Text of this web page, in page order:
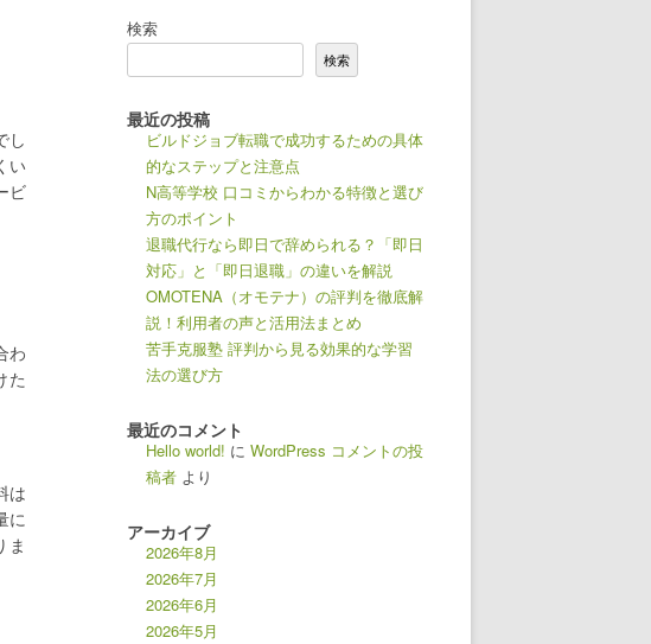
し
い
ビ
わ
た
は
に
ま
検索
検索
最近の投稿
ビルドジョブ転職で成功するための具体
的なステップと注意点
N高等学校 口コミからわかる特徴と選び
方のポイント
退職代行なら即日で辞められる？「即日
対応」と「即日退職」の違いを解説
OMOTENA（オモテナ）の評判を徹底解
説！利用者の声と活用法まとめ
苦手克服塾 評判から見る効果的な学習
法の選び方
最近のコメント
Hello world! に WordPress コメントの投
稿者 より
アーカイブ
2026年8月
2026年7月
2026年6月
2026年5月